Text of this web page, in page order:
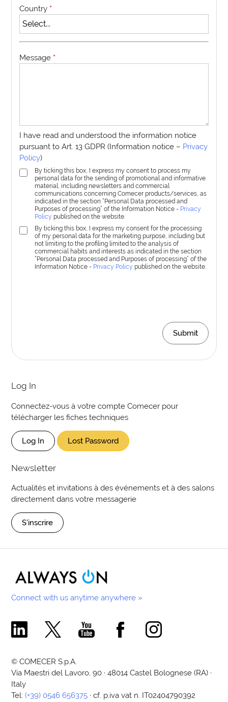
Country *
Message *
I have read and understood the information notice
pursuant to Art. 13 GDPR (Information notice – Privacy
Policy)
By ticking this box, I express my consent to process my
personal data for the sending of promotional and informative
material, including newsletters and commercial
communications concerning Comecer products/services, as
indicated in the section “Personal Data processed and
Purposes of processing” of the Information Notice - Privacy
Policy published on the website.
By ticking this box, I express my consent for the processing
of my personal data for the marketing purpose, including but
not limiting to the profiling limited to the analysis of
commercial habits and interests as indicated in the section
“Personal Data processed and Purposes of processing” of the
Information Notice - Privacy Policy published on the website.
Submit
Log In
Connectez-vous à votre compte Comecer pour
télécharger les fiches techniques
Log In Lost Password
Newsletter
Actualités et invitations à des événements et à des salons
directement dans votre messagerie
S'inscrire
Connect with us anytime anywhere »
Comecer Linkedin Page
Comecer X PageComecer Youtube Channel
Comecer Facebook Page
Comecer Instagram
© COMECER S.p.A.
Via Maestri del Lavoro, 90 · 48014 Castel Bolognese (RA) ·
Italy
Tel:(+39) 0546 656375 · cf. p.iva vat n. IT02404790392